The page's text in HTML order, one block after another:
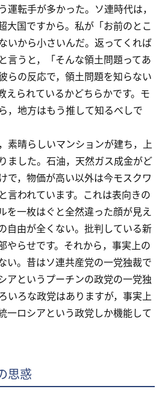
運転手が多かった。ソ連時代は，
大国ですから。私が「お前のとこ
いから小さいんだ。返ってくれば
言うと，「そんな領土問題ってあ
らの反応で，領土問題を知らない
えられているかどちらかです。モ
，地方はもう推して知るべしで
素晴らしいマンションが建ち，上
ました。石油，天然ガス成金がど
で，物価が高い以外は今モスクワ
言われています。これは表向きの
を一枚はぐと全然違った顔が見え
自由が全くない。批判している新
やらせです。それから，事実上の
い。昔はソ連共産党の一党独裁で
アというプーチンの政党の一党独
いろな政党はありますが，事実上
一ロシアという政党しか機能して
思惑